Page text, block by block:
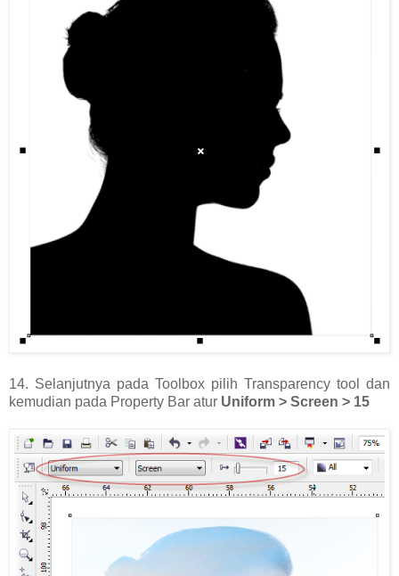
14. Selanjutnya pada Toolbox pilih Transparency tool dan
kemudian pada Property Bar atur Uniform > Screen > 15